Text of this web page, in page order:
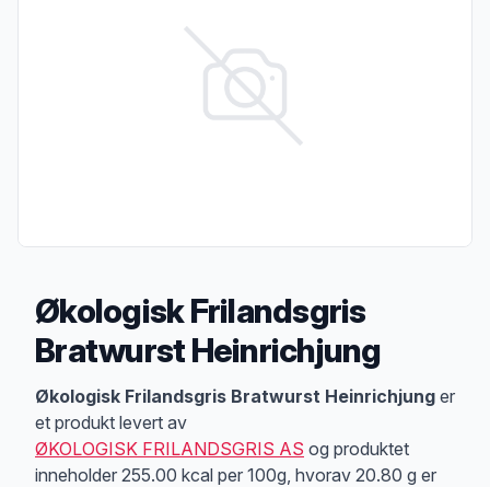
Økologisk Frilandsgris
Bratwurst Heinrichjung
Produktbeskrivelse
Økologisk Frilandsgris Bratwurst Heinrichjung er
et produkt levert av
ØKOLOGISK FRILANDSGRIS AS og produktet
inneholder 255.00 kcal per 100g, hvorav 20.80 g er